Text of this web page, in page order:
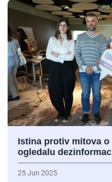
Istina protiv mitova o
ogledalu
25 Jun 2025